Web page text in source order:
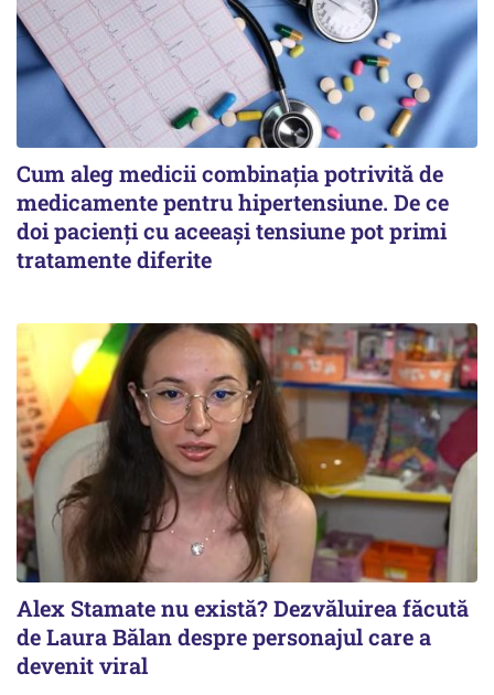
Cum aleg medicii combinația potrivită de
medicamente pentru hipertensiune. De ce
doi pacienți cu aceeași tensiune pot primi
tratamente diferite
Alex Stamate nu există? Dezvăluirea făcută
de Laura Bălan despre personajul care a
devenit viral